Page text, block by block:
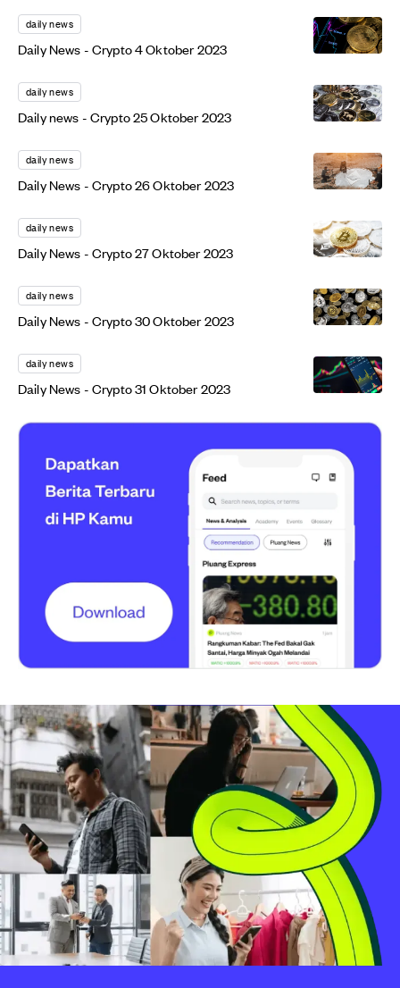
daily news
Daily News - Crypto 4 Oktober 2023
daily news
Daily news - Crypto 25 Oktober 2023
daily news
Daily News - Crypto 26 Oktober 2023
daily news
Daily News - Crypto 27 Oktober 2023
daily news
Daily News - Crypto 30 Oktober 2023
daily news
Daily News - Crypto 31 Oktober 2023